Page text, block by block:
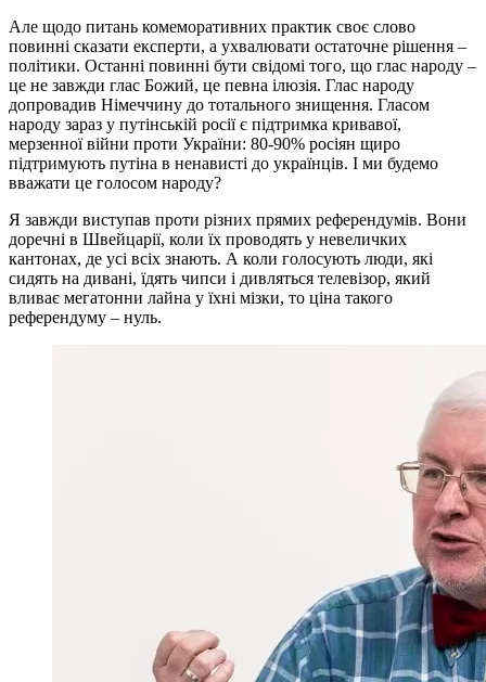
Але щодо питань комеморативних практик своє слово
повинні сказати експерти, а ухвалювати остаточне рішення –
політики. Останні повинні бути свідомі того, що глас народу –
це не завжди глас Божий, це певна ілюзія. Глас народу
допровадив Німеччину до тотального знищення. Гласом
народу зараз у путінській росії є підтримка кривавої,
мерзенної війни проти України: 80-90% росіян щиро
підтримують путіна в ненависті до українців. І ми будемо
вважати це голосом народу?
Я завжди виступав проти різних прямих референдумів. Вони
доречні в Швейцарії, коли їх проводять у невеличких
кантонах, де усі всіх знають. А коли голосують люди, які
сидять на дивані, їдять чипси і дивляться телевізор, який
вливає мегатонни лайна у їхні мізки, то ціна такого
референдуму – нуль.